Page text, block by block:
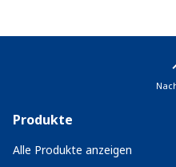
Produkte
Alle Produkte anzeigen